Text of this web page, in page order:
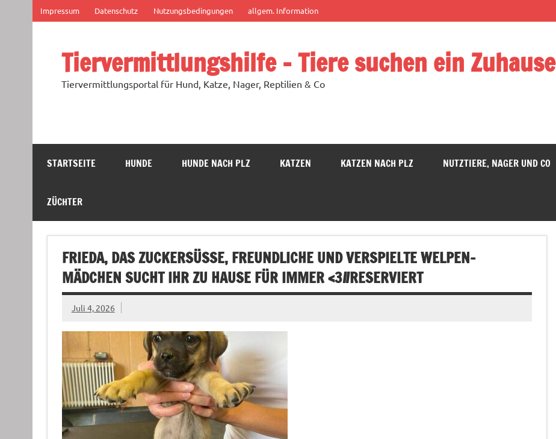
springen
Impressum Datenschutz Nutzungsbedingungen allgem. Information
Tiervermittlungshilfe – Tiere suchen ein Zuhause
Tiervermittlungsportal für Hund, Katze, Nager, Reptilien & Co
STARTSEITE HUNDE HUNDE NACH PLZ KATZEN KATZEN NACH PLZ NUTZTIERE, NAGER UND CO
ZÜCHTER
FRIEDA, DAS ZUCKERSÜSSE, FREUNDLICHE UND VERSPIELTE WELPEN-M
ÄDCHEN SUCHT IHR ZU HAUSE FÜR IMMER <3//RESERVIERT
Juli 4, 2026